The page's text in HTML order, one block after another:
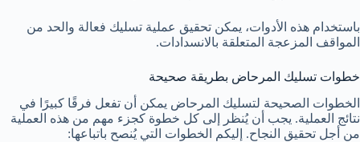
باستخدام هذه الأدوات، يمكن تحقيق عملية تسليك فعالة والحد من
المواقف المزعجة المتعلقة بالانسدادات.
خطوات تسليك المرحاض بطريقة صحيحة
الخطوات الصحيحة لتسليك المرحاض يمكن أن تفعل فرقًا كبيرًا في
نتائج العملية. يجب أن يُنظر إلى كل خطوة كجزء مهم من هذه العملية
من أجل تحقيق النجاح. إليكم الخطوات التي يُنصح باتباعها: